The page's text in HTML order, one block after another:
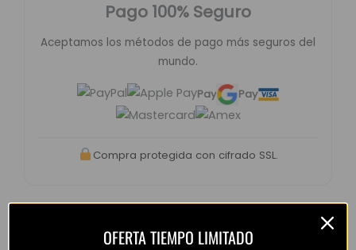
Pago 100% Seguro
Aceptamos los métodos de pago más seguros del
mundo.
Pay Pay
Compra protegida con cifrado SSL.
OFERTA TIEMPO LIMITADO